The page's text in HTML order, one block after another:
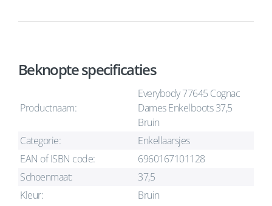
Beknopte specificaties
Productnaam:
Everybody 77645 Cognac
Dames Enkelboots 37,5
Bruin
Categorie:
Enkellaarsjes
EAN of ISBN code:
6960167101128
Schoenmaat:
37,5
Kleur:
Bruin